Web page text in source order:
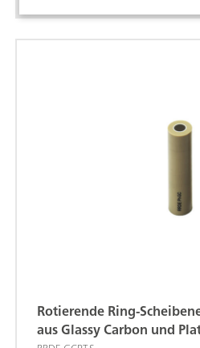
Rotierende Ring-
aus Glassy Carbon und